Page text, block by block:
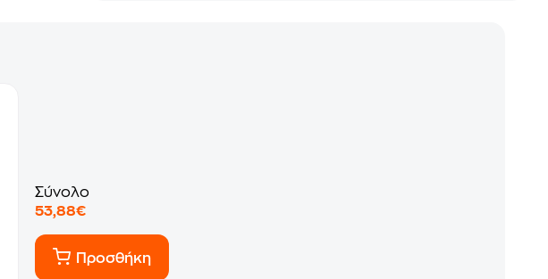
Σύνολο
53,88€
Προσθήκη